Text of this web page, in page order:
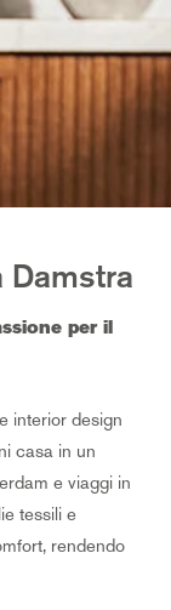
Damstra
per il
interior design
casa in un
e viaggi in
tessili e
rendendo